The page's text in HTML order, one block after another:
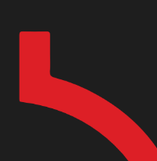
venta
DE MANOS PROTECHANDS